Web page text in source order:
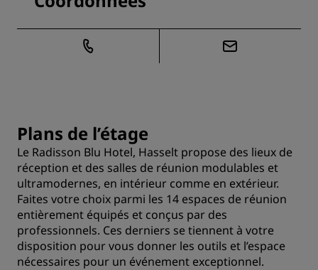
Plans de l’étage
Le Radisson Blu Hotel, Hasselt propose des lieux de
réception et des salles de réunion modulables et
ultramodernes, en intérieur comme en extérieur.
Faites votre choix parmi les 14 espaces de réunion
entièrement équipés et conçus par des
professionnels. Ces derniers se tiennent à votre
disposition pour vous donner les outils et l’espace
nécessaires pour un événement exceptionnel.